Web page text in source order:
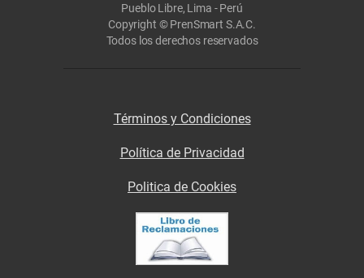
Pueblo Libre, Lima - Perú
Copyright © PrenSmart S.A.C.
Todos los derechos reservados
Términos y Condiciones
Política de Privacidad
Politica de Cookies